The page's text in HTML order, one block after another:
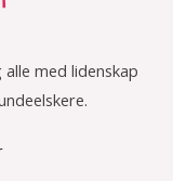
med lidenskap